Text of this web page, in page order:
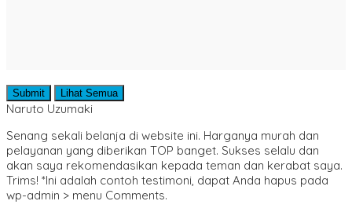
Submit Lihat Semua
Naruto Uzumaki
Senang sekali belanja di website ini. Harganya murah dan
pelayanan yang diberikan TOP banget. Sukses selalu dan
akan saya rekomendasikan kepada teman dan kerabat saya.
Trims! *Ini adalah contoh testimoni, dapat Anda hapus pada
wp-admin > menu Comments.